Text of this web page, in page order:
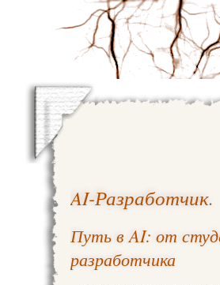
AI-Разработчик.
Путь в AI: от
разработчика